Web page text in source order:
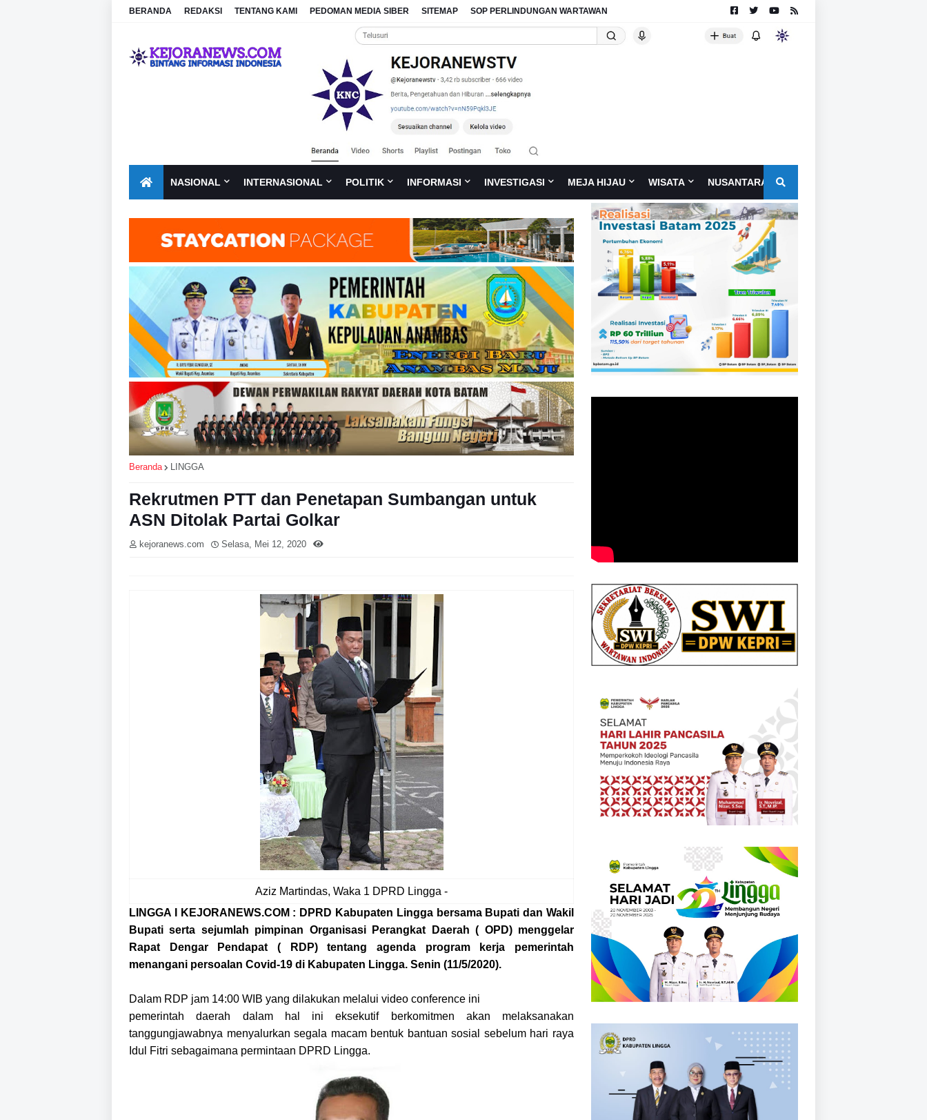
BERANDA REDAKSI TENTANG KAMI PEDOMAN MEDIA SIBER SITEMAP SOP PERLINDUNGAN WARTAWAN
NASIONAL INTERNASIONAL POLITIK INFORMASI INVESTIGASI MEJA HIJAU WISATA NUSANTARA
Beranda LINGGA
Rekrutmen PTT dan Penetapan Sumbangan untuk
ASN Ditolak Partai Golkar
kejoranews.com Selasa, Mei 12, 2020
Aziz Martindas, Waka 1 DPRD Lingga -
LINGGA I KEJORANEWS.COM : DPRD Kabupaten Lingga bersama Bupati dan Wakil
Bupati serta sejumlah pimpinan Organisasi Perangkat Daerah ( OPD) menggelar
Rapat Dengar Pendapat ( RDP) tentang agenda program kerja pemerintah
menangani persoalan Covid-19 di Kabupaten Lingga. Senin (11/5/2020).
Dalam RDP jam 14:00 WIB yang dilakukan melalui video conference ini
pemerintah daerah dalam hal ini eksekutif berkomitmen akan melaksanakan
tanggungjawabnya menyalurkan segala macam bentuk bantuan sosial sebelum hari raya
Idul Fitri sebagaimana permintaan DPRD Lingga.